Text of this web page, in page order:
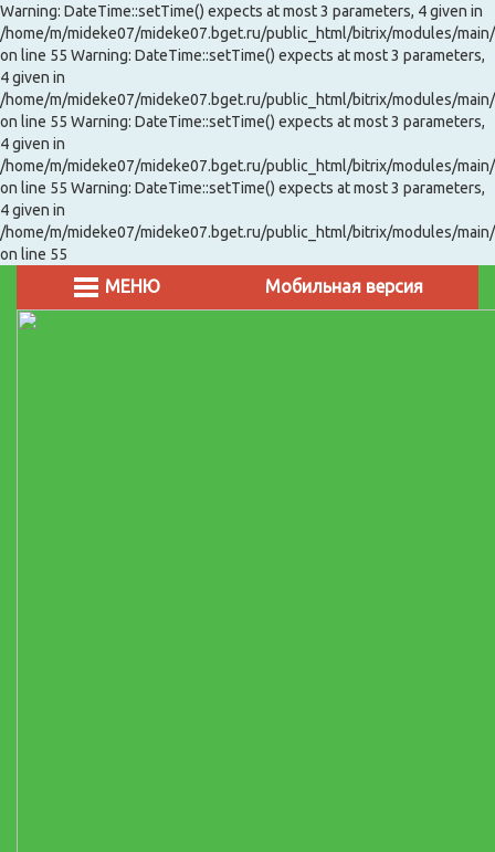
Warning: DateTime::setTime() expects at most 3 parameters, 4 given in
/home/m/mideke07/mideke07.bget.ru/public_html/bitrix/modules/
on line 55 Warning: DateTime::setTime() expects at most 3 parameters,
4 given in
/home/m/mideke07/mideke07.bget.ru/public_html/bitrix/modules/
on line 55 Warning: DateTime::setTime() expects at most 3 parameters,
4 given in
/home/m/mideke07/mideke07.bget.ru/public_html/bitrix/modules/
on line 55 Warning: DateTime::setTime() expects at most 3 parameters,
4 given in
/home/m/mideke07/mideke07.bget.ru/public_html/bitrix/modules/
on line 55
МЕНЮ Мобильная версия